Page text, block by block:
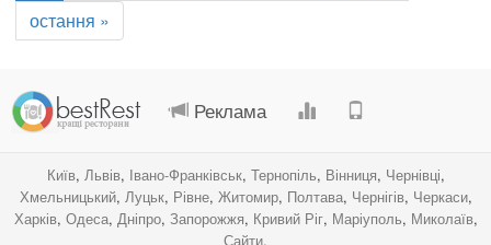
остання »
Реклама
Київ, Львів, Івано-Франківськ, Тернопіль, Вінниця, Чернівці,
Хмельницький, Луцьк, Рівне, Житомир, Полтава, Чернігів, Черкаси,
Харків, Одеса, Дніпро, Запорожжя, Кривий Ріг, Маріуполь, Миколаїв,
Сайти.